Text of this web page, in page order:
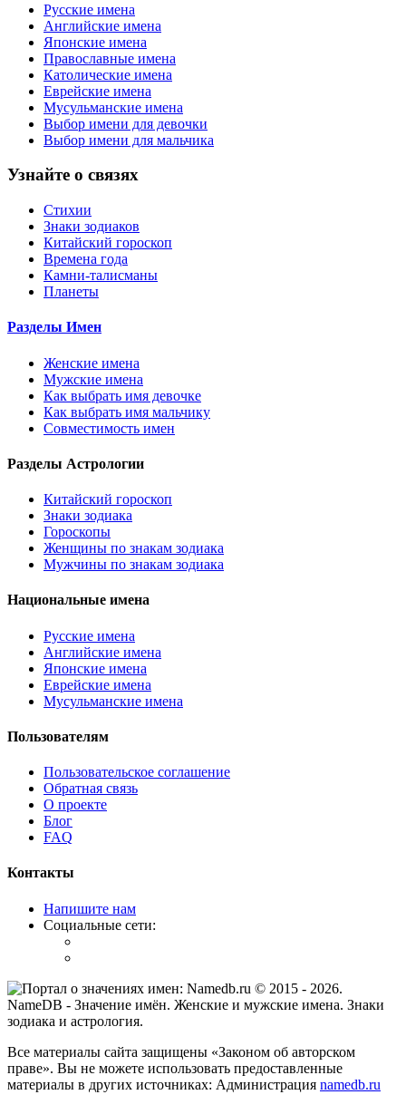
Русские имена
Английские имена
Японские имена
Православные имена
Католические имена
Еврейские имена
Мусульманские имена
Выбор имени для девочки
Выбор имени для мальчика
Узнайте о связях
Стихии
Знаки зодиаков
Китайский гороскоп
Времена года
Камни-талисманы
Планеты
Разделы Имен
Женские имена
Мужские имена
Как выбрать имя девочке
Как выбрать имя мальчику
Совместимость имен
Разделы Астрологии
Китайский гороскоп
Знаки зодиака
Гороскопы
Женщины по знакам зодиака
Мужчины по знакам зодиака
Национальные имена
Русские имена
Английские имена
Японские имена
Еврейские имена
Мусульманские имена
Пользователям
Пользовательское соглашение
Обратная связь
О проекте
Блог
FAQ
Контакты
Напишите нам
Социальные сети:
© 2015 - 2026.
NameDB - Значение имён. Женские и мужские имена. Знаки
зодиака и астрология.
Все материалы сайта защищены «Законом об авторском
праве». Вы не можете использовать предоставленные
материалы в других источниках: Администрация namedb.ru